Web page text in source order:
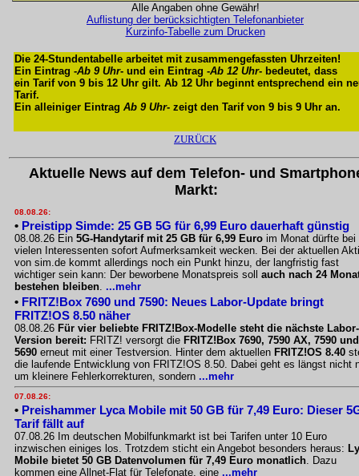
Alle Angaben ohne Gewähr!
Auflistung der berücksichtigten Telefonanbieter
Kurzinfo-Tabelle zum Drucken
Die 24-Stundentabelle arbeitet mit zusammengefassten Uhrzeiten!
Ein Eintrag -Ab 9 Uhr- und ein Eintrag -Ab 12 Uhr- bedeutet, dass
ein Tarif von 9 bis 12 Uhr gilt. Ab 12 Uhr beginnt entsprechend ein
Tarif.
Ein alleiniger Eintrag Ab 9 Uhr- zeigt den Tarif von 9 bis 9 Uhr an.
ZURÜCK
Aktuelle News auf dem Telefon- und
Markt:
08.08.26:
• Preistipp Simde: 25 GB 5G für 6,99 Euro dauerhaft günstig
08.08.26 Ein 5G-Handytarif mit 25 GB für 6,99 Euro im Monat dürfte bei
vielen Interessenten sofort Aufmerksamkeit wecken. Bei der aktuellen
von sim.de kommt allerdings noch ein Punkt hinzu, der langfristig fast
wichtiger sein kann: Der beworbene Monatspreis soll auch nach 24
bestehen bleiben. ...mehr
• FRITZ!Box 7690 und 7590: Neues Labor-Update bringt
FRITZ!OS 8.50 näher
08.08.26 Für vier beliebte FRITZ!Box-Modelle steht die nächste Labor-
Version bereit: FRITZ! versorgt die FRITZ!Box 7690, 7590 AX, 7590 und
5690 erneut mit einer Testversion. Hinter dem aktuellen FRITZ!OS 8.40
die laufende Entwicklung von FRITZ!OS 8.50. Dabei geht es längst nicht
um kleinere Fehlerkorrekturen, sondern ...mehr
07.08.26:
• Preishammer Lyca Mobile mit 50 GB für 7,49 Euro: Dieser
Tarif fällt auf
07.08.26 Im deutschen Mobilfunkmarkt ist bei Tarifen unter 10 Euro
inzwischen einiges los. Trotzdem sticht ein Angebot besonders heraus:
Mobile bietet 50 GB Datenvolumen für 7,49 Euro monatlich. Dazu
kommen eine Allnet-Flat für Telefonate, eine ...mehr